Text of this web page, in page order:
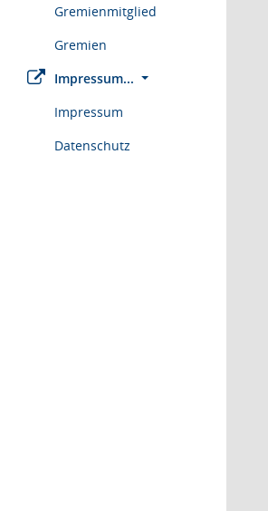
Gremienmitglied
Gremien
Impressum...
Impressum
Datenschutz